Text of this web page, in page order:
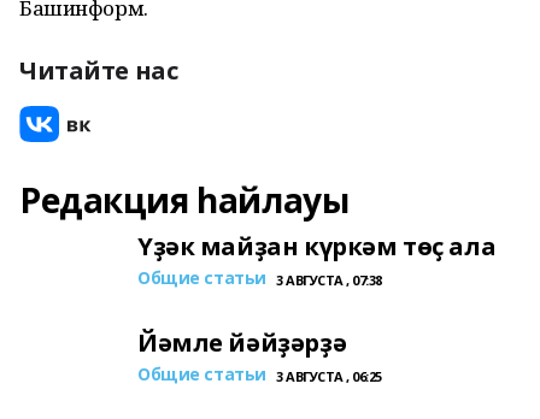
Башинформ.
Читайте нас
Редакция һайлауы
Үҙәк майҙан күркәм төҫ ала
Общие статьи 3 АВГУСТА , 07:38
Йәмле йәйҙәрҙә
Общие статьи 3 АВГУСТА , 06:25